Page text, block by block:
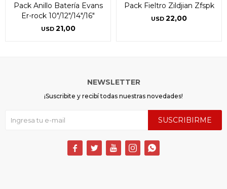
Pack Anillo Batería Evans
Er-rock 10"/12"/14"/16"
USD 21,00
Pack Fieltro Zildjian Zfspk
USD 22,00
NEWSLETTER
¡Suscribite y recibí todas nuestras novedades!
SUSCRIBIRME
    